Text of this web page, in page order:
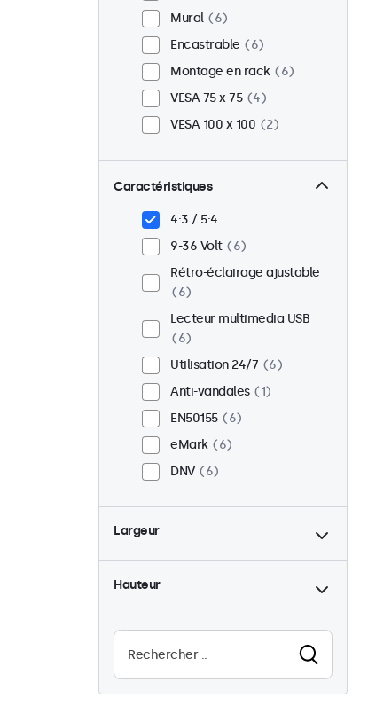
Mural
6
Encastrable
6
Montage en rack
6
VESA 75 x 75
4
VESA 100 x 100
2
Caractéristiques
4:3 / 5:4
9-36 Volt
6
Rétro-éclairage ajustable
6
Lecteur multimedia USB
6
Utilisation 24/7
6
Anti-vandales
1
EN50155
6
eMark
6
DNV
6
Largeur
Hauteur